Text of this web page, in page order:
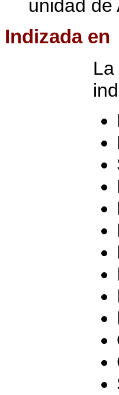
unidad de
Indizadaen